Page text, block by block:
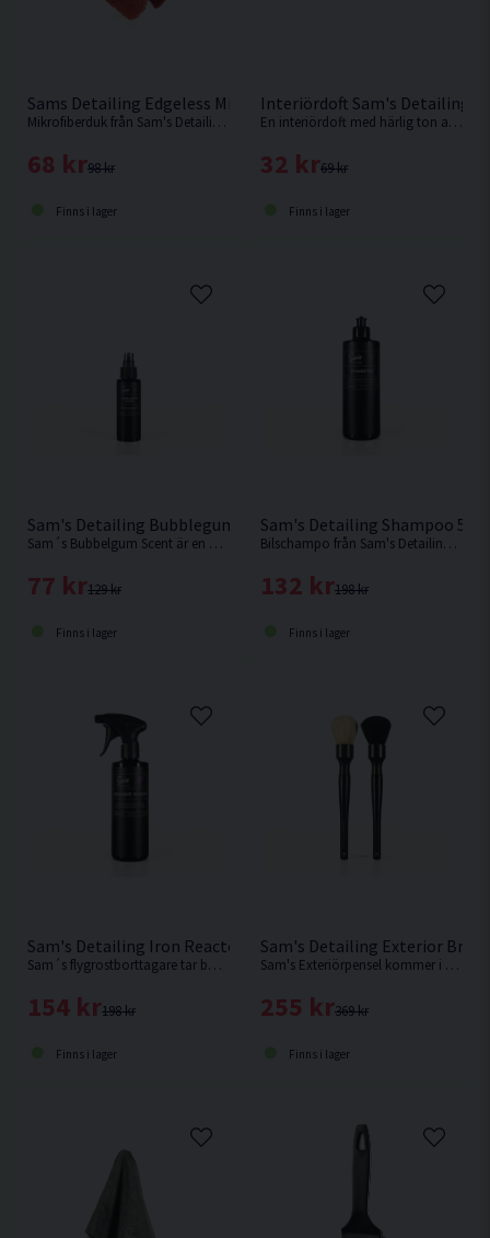
Sams Detailing Edgeless Microfibre Mikrofiberduk Kantlös
Mikrofiberduk från Sam's Detailing som är kantlös för minskad risk för torkrepor.
98 kr
68 kr
Finns i lager
Interiördoft Sam's Detailing
En interiördoft med härlig ton av lavendel.
69 kr
32 kr
Finns i lager
Sam's Detailing Bubblegum Scent 100ml Interiördoft
Sam´s Bubbelgum Scent är en doftförbättrare i flytande form med tuggummidoft.
129 kr
77 kr
Finns i lager
Sam's Detailing Shampoo
Bilschampo från Sam's Detailing med doft av bubbelgum.
198 kr
132 kr
Finns i lager
Sam's Detailing Iron Reactor 500ml Flygrostborttagare
Sam´s flygrostborttagare tar bort järnbaserade föroreningar och skapar en blödande effekt när produkten kommer i kontakt med föroreningar.
198 kr
154 kr
Finns i lager
Sam's Detailing Exterior
Sam's Exteriörpensel kommer i ett set om 2.
369 kr
255 kr
Finns i lager